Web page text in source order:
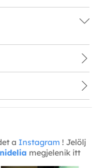
a Instagram ! Jelölj
megjelenik itt